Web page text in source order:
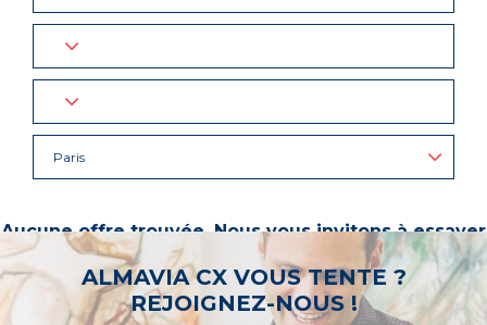
Paris
Aucune offre trouvée. Nous vous invitons à essayer
d’autres mots-clés ou à sélectionner un « métier ».
ALMAVIA CX VOUS TENTE ?
REJOIGNEZ-NOUS !